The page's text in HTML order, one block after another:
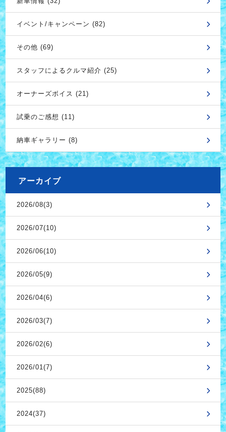
イベント/キャンペーン (82)
その他 (69)
スタッフによるクルマ紹介 (25)
オーナーズボイス (21)
試乗のご感想 (11)
納車ギャラリー (8)
アーカイブ
2026/08(3)
2026/07(10)
2026/06(10)
2026/05(9)
2026/04(6)
2026/03(7)
2026/02(6)
2026/01(7)
2025(88)
2024(37)